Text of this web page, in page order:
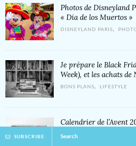
Photos de Disneyland
« Dia de los Muertos »
DISNEYLAND PARIS,
Je prépare le Black
Week), et les achats de
BONS PLANS, LIFESTYLE
Calendrier de l’Avent
JOUETS
SUBSCRIBE Search